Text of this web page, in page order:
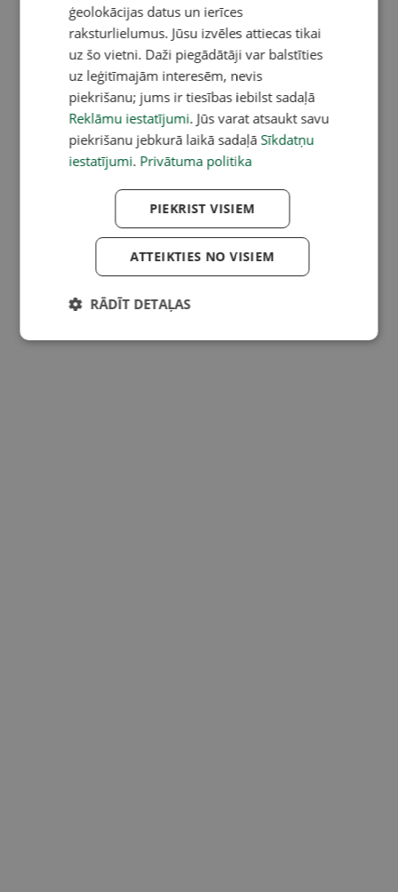
ģeolokācijas datus un ierīces
raksturlielumus. Jūsu izvēles attiecas tikai
uz šo vietni. Daži piegādātāji var balstīties
uz leģitīmajām interesēm, nevis
piekrišanu; jums ir tiesības iebilst sadaļā
Reklāmu iestatījumi. Jūs varat atsaukt savu
piekrišanu jebkurā laikā sadaļā Sīkdatņu
iestatījumi. Privātuma politika
PIEKRIST VISIEM
ATTEIKTIES NO VISIEM
RĀDĪT DETAĻAS